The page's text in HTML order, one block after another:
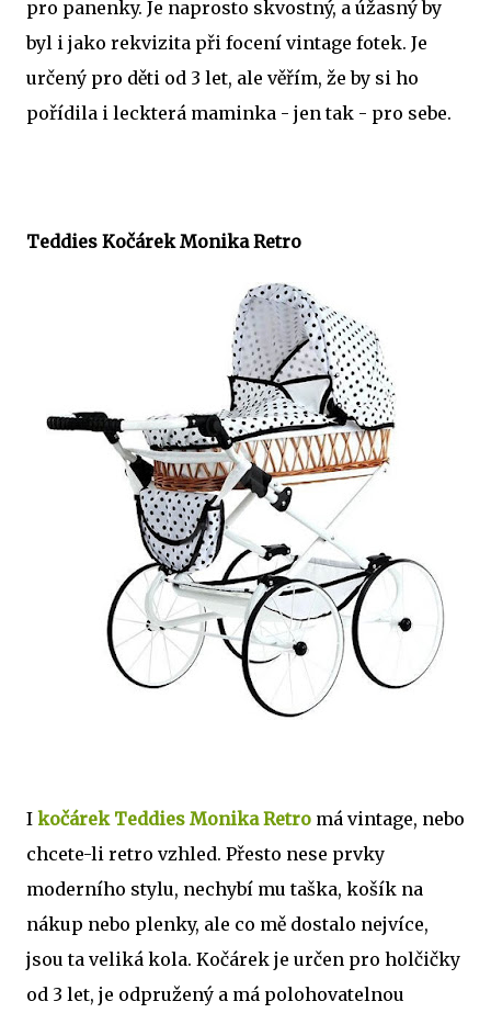
pro panenky. Je naprosto skvostný, a úžasný by
byl i jako rekvizita při focení vintage fotek. Je
určený pro děti od 3 let, ale věřím, že by si ho
pořídila i leckterá maminka - jen tak - pro sebe.
Teddies Kočárek Monika Retro
I kočárek Teddies Monika Retro má vintage, nebo
chcete-li retro vzhled. Přesto nese prvky
moderního stylu, nechybí mu taška, košík na
nákup nebo plenky, ale co mě dostalo nejvíce,
jsou ta veliká kola. Kočárek je určen pro holčičky
od 3 let, je odpružený a má polohovatelnou